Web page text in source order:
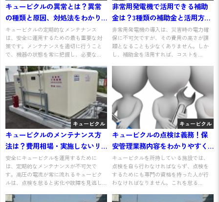
キュービクルの異常とは？異常
の種類と原因、対処法をわかり
やすく解説
キュービクルの定期的なメンテナンス
は、安全に運用するための最も重要な対
策です。メンテナンスを適切に行うこと
で、機器の状態を常に把握し、必要な...
非常用発電機で活用できる補助
金は？3種類の補助金と活用方法
をわかりやすく解説
非常用発電機の導入は、災害時の電力確
保に不可欠ですが、その費用の高さが課
題となることも少なくありません。しか
し、補助金を活用すれば、コストを...
キュービクル
キュービクルのメンテナンス方
法は？費用相場・実施しないリ
スクと併せて解説
安全にキュービクルを運用するために
は、定期的なメンテナンスが不可欠で
す。高圧の電流が常に流れるキュービク
ルは、点検を怠ると劣化や故障を見逃し...
キュービクル
キュービクルの点検は義務！保
安管理業務内容をわかりやすく
解説
キュービクルを所持している施設では、
点検を自ら行わなければならず、点検を
するためにも専門の資格を持った人が行
わなければなりません。これを怠る...